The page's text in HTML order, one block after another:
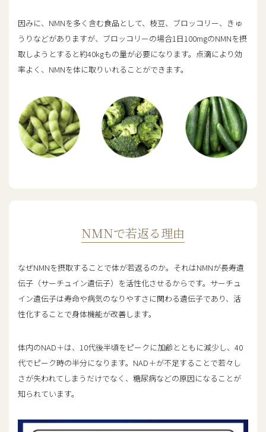
ボトックスビスタ認定医
化粧品成分検定1級
プロフィールページ
因みに、NMNを多く含む食品として、枝豆、ブロッコリー、きゅ
うりなどがありますが、ブロッコリーの場合1日100mgのNMNを摂
取しようとすると約40kgもの量が必要になります。点滴により効
率よく、NMNを体に取りいれることができます。
NMNで若返る理由
なぜNMNを摂取することで体が若返るのか。それはNMNが長寿遺
伝子（サーチュイン遺伝子）を活性化させるからです。サーチュ
イン遺伝子は寿命や病気のなりやすさに関わる遺伝子であり、活
性化することで身体機能が改善します。
体内のNAD＋は、10代後半頃をピークに加齢とともに減少し、40
代でピーク時の半分になります。NAD＋が不足することで若々し
さが失われてしまうだけでなく、糖尿病などの原因になることが
知られています。